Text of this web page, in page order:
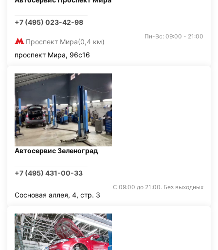
+7 (495) 023-42-98
Проспект Мира(0,4 км)
Пн-Вс: 09:00 - 21:00
проспект Мира, 96с16
Автосервис Зеленоград
+7 (495) 431-00-33
С 09:00 до 21:00. Без выходных
Сосновая аллея, 4, стр. 3